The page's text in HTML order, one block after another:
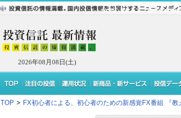
2026年08月08日(土)
FX初心者による、初心者のた
TOP > FX初心者による、初心者のための新感覚FX番組 『